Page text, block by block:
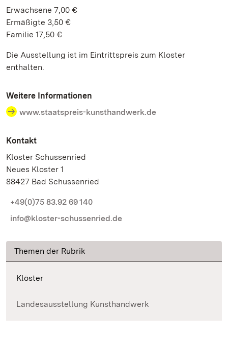
Erwachsene 7,00 €
Ermäßigte 3,50 €
Familie 17,50 €
Die Ausstellung ist im Eintrittspreis zum Kloster
enthalten.
Weitere Informationen
www.staatspreis-kunsthandwerk.de
Kontakt
Kloster Schussenried
Neues Kloster 1
88427 Bad Schussenried
+49(0)75 83.92 69 140
info@kloster-schussenried.de
Themen der Rubrik
Klöster
Landesausstellung Kunsthandwerk